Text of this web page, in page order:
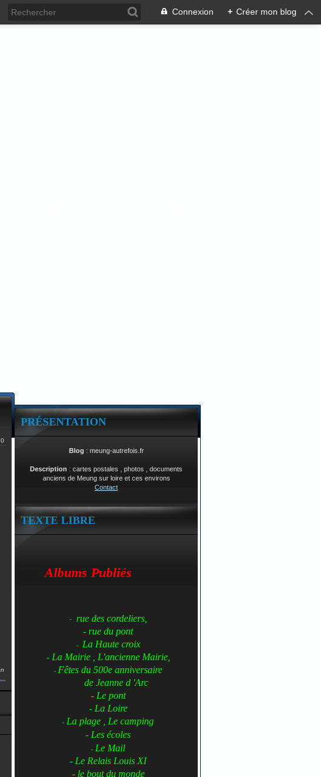
Connexion + Créer mon blog
PRÉSENTATION
Blog : meung-autrefois.fr
Description : cartes postales , photos , documents
anciens de Meung sur loire et ces environs
Contact
TEXTE LIBRE
Albums Publiés
-
rue des cordeliers,
- rue du pont
- La Haute croix
- La Mairie , L'ancienne Mairie,
- Fêtes du 500e anniversaire
de Jeanne d 'Arc
- Le pont
- La Loire
- La plage , Le camping
- Les écoles
- Le Mail
- Le Relais Louis XI
- le bout du monde